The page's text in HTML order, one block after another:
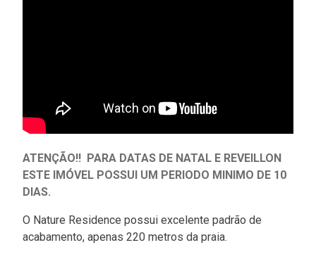
ATENÇÃO!! PARA DATAS DE NATAL E REVEILLON
ESTE IMÓVEL POSSUI UM PERIODO MINIMO DE 10
DIAS.
O Nature Residence possui excelente padrão de
acabamento, apenas 220 metros da praia.